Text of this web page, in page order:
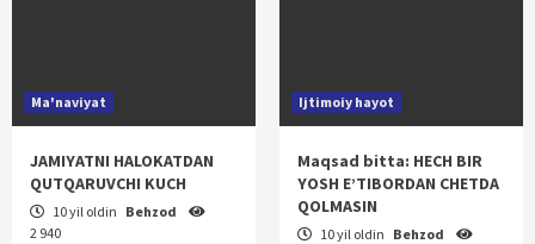
Ma'naviyat
JAMIYATNI HALOKATDAN
QUTQARUVCHI KUCH
10 yil oldin Behzod
2 940
Ijtimoiy hayot
Maqsad bitta: HECH BIR
YOSH E’TIBORDAN CHETDA
QOLMASIN
10 yil oldin Behzod